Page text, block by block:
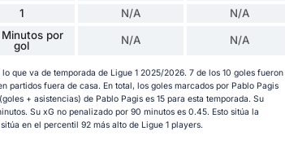
1 N/A N/A
Minutos por
gol
N/A N/A
que va de temporada de Ligue 1 2025/2026. 7 de los 10 goles fueron
partidos fuera de casa. En total, los goles marcados por Pablo Pagis
+ asistencias) de Pablo Pagis es 15 para esta temporada. Su
Su xG no penalizado por 90 minutos es 0.45. Esto sitúa la
en el percentil 92 más alto de Ligue 1 players.